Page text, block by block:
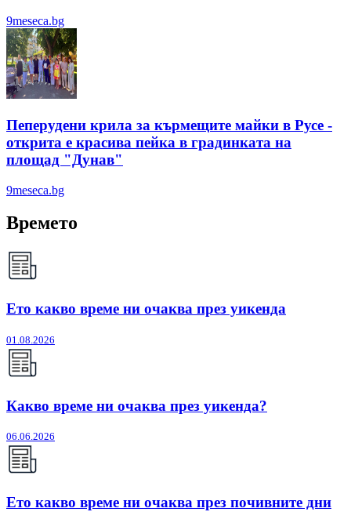
9meseca.bg
Пеперудени крила за кърмещите майки в Русе -
открита е красива пейка в градинката на
площад "Дунав"
9meseca.bg
Времето
Ето какво време ни очаква през уикенда
01.08.2026
Какво време ни очаква през уикенда?
06.06.2026
Ето какво време ни очаква през почивните дни